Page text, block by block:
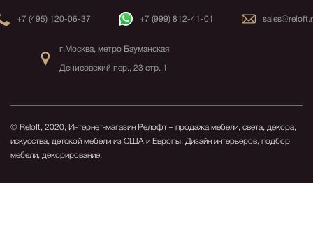
+7 (495) 120-06-37 +7 (999) 812-41-01
г.Москва, метро Бауманская
Денисовский пер., 23 стр. 1
© Reloft, 2020, Интернет-магазин Релофт – продажа мебели, света, декора,
искусства, детской мебели из США и Европы. Дизайн интерьеров, подбор
мебели, декорирование.